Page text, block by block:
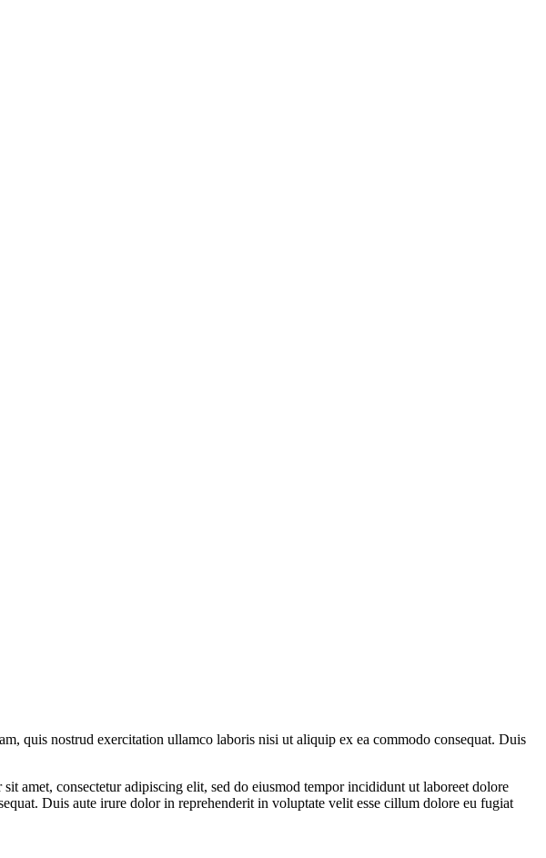
quis nostrud exercitation ullamco laboris nisi ut aliquip ex ea commodo consequat. Duis
amet, consectetur adipiscing elit, sed do eiusmod tempor incididunt ut laboreet dolore
Duis aute irure dolor in reprehenderit in voluptate velit esse cillum dolore eu fugiat